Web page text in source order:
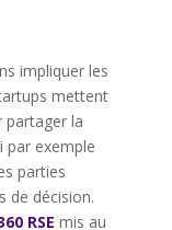
impliquer les
mettent
partager la
par exemple
parties
de décision.
RSE mis au